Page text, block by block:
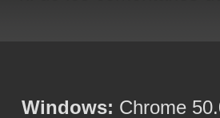
Windows: Chrome